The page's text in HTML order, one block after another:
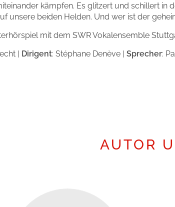
kämpfen. Es glitzert und schillert in
unsere beiden Helden. Und wer ist der
mit dem SWR Vokalensemble
| Dirigent: Stéphane Denève | Sprecher:
AUTOR